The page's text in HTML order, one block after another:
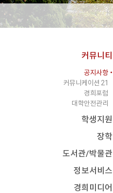
커뮤니티
공지사항
커뮤니케이션 21
경희포럼
대학안전관리
학생지원
장학
도서관/박물관
정보서비스
경희미디어